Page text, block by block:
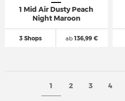
1 Mid Air Dusty Peach
Night Maroon
3 Shops ab136,99 €
1 2 3 4